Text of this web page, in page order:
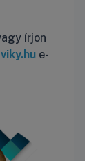
írjon
e-